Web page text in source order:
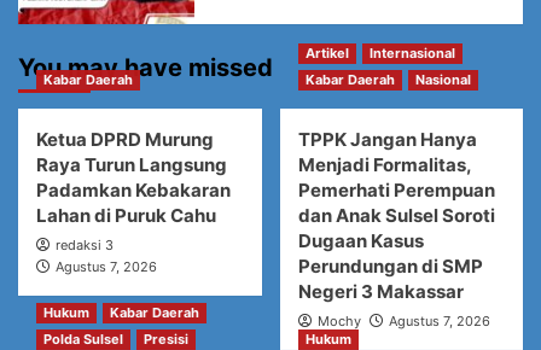
You may have missed
Kabar Daerah
Ketua DPRD Murung
Raya Turun Langsung
Padamkan Kebakaran
Lahan di Puruk Cahu
redaksi 3
Agustus 7, 2026
Artikel
Internasional
Kabar Daerah
Nasional
TPPK Jangan Hanya
Menjadi Formalitas,
Pemerhati Perempuan
dan Anak Sulsel Soroti
Dugaan Kasus
Perundungan di SMP
Negeri 3 Makassar
Mochy Agustus 7, 2026
Hukum
Kabar Daerah
Polda Sulsel
Presisi Hukum